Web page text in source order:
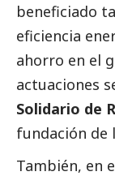
beneficiado
eficiencia
ahorro en el
actuaciones
Solidario de
fundación de
También, en